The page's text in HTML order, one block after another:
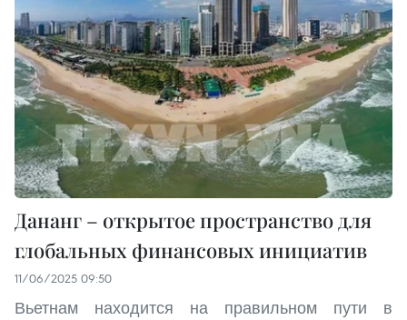
Дананг – открытое пространство для
глобальных финансовых инициатив
11/06/2025 09:50
Вьетнам находится на правильном пути в